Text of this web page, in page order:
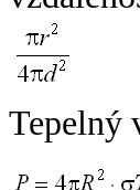
Tepelný